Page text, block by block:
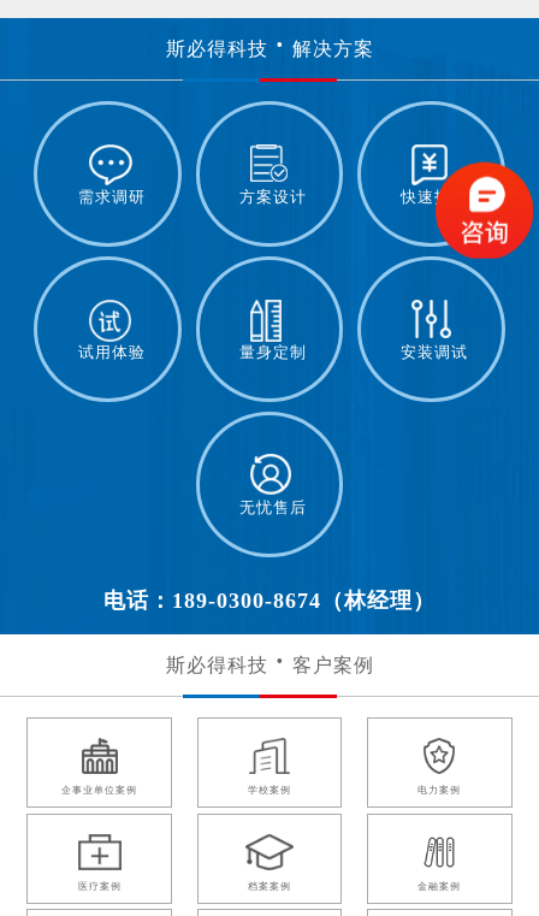
斯必得科技 解决方案
需求调研 方案设计 快速报价
试用体验 量身定制 安装调试
无忧售后
电话：189-0300-8674（林经理）
斯必得科技 客户案例
企事业单位案例 学校案例 电力案例
医疗案例 档案案例 金融案例